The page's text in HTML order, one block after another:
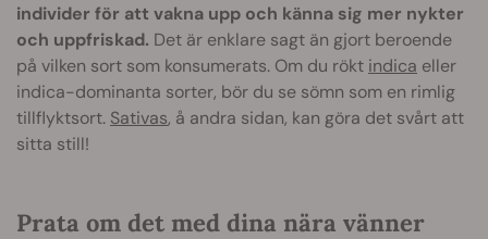
individer för att vakna upp och känna sig mer nykter
och uppfriskad. Det är enklare sagt än gjort beroende
på vilken sort som konsumerats. Om du rökt indica eller
indica-dominanta sorter, bör du se sömn som en rimlig
tillflyktsort. Sativas, å andra sidan, kan göra det svårt att
sitta still!
Prata om det med dina nära vänner